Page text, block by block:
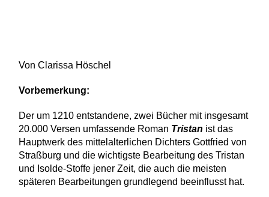
Von Clarissa Höschel
Vorbemerkung:
Der um 1210 entstandene, zwei Bücher mit insgesamt
20.000 Versen umfassende Roman Tristan ist das
Hauptwerk des mittelalterlichen Dichters Gottfried von
Straßburg und die wichtigste Bearbeitung des Tristan
und Isolde-Stoffe jener Zeit, die auch die meisten
späteren Bearbeitungen grundlegend beeinflusst hat.